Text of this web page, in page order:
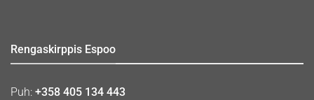
Rengaskirppis Espoo
Puh: +358 405 134 443